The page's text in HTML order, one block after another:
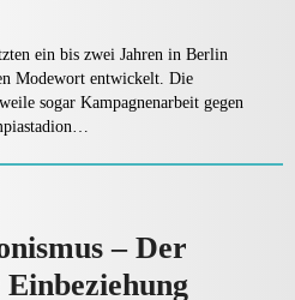
ein bis zwei Jahren in Berlin
Modewort entwickelt. Die
sogar Kampagnenarbeit gegen
– Der